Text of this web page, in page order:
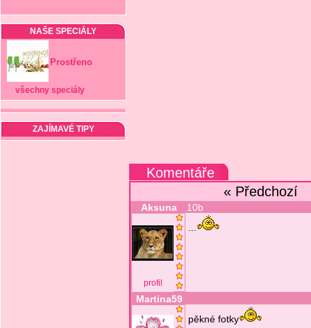
NAŠE SPECIÁLY
Prostřeno
všechny speciály
ZAJÍMAVÉ TIPY
Komentáře
« Předchozí
Aksuna 10b
profil
Martina59
pěkné fotky